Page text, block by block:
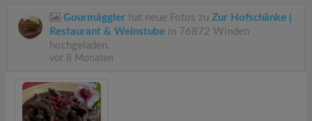
Gourmäggler hat neue Fotos zu Zur Hofschänke |
Restaurant & Weinstube in 76872 Winden
hochgeladen.
vor 8 Monaten